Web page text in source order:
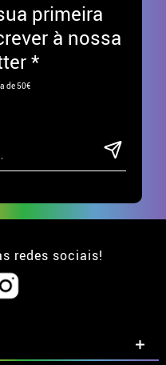
primeira
à nossa
*
de 50€
redes sociais!